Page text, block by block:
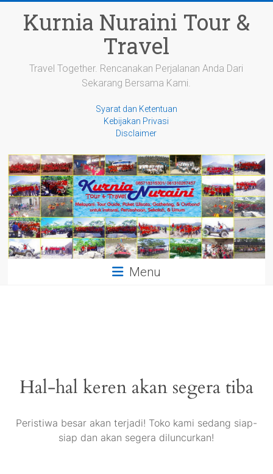
contentKurnia Nuraini Tour &
Travel
Travel Together. Rencanakan Perjalanan Anda Dari
Sekarang Bersama Kami.
Syarat dan Ketentuan
Kebijakan Privasi
Disclaimer
Menu
Hal-hal keren akan segera tiba
Peristiwa besar akan terjadi! Toko kami sedang siap-
siap dan akan segera diluncurkan!